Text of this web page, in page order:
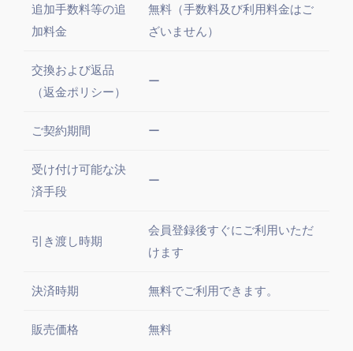
追加手数料等の追
加料金
無料（手数料及び利用料金はご
ざいません）
交換および返品
（返金ポリシー）
ー
ご契約期間 ー
受け付け可能な決
済手段
ー
引き渡し時期
会員登録後すぐにご利用いただ
けます
決済時期 無料でご利用できます。
販売価格 無料